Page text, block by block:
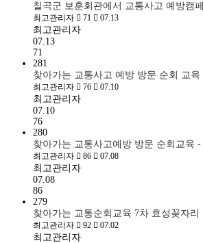
칠곡군 보훈회관에서 교통사고 예방캠
최고관리자 71 07.13
최고관리자
07.13
71
281
찾아가는 교통사고 예방 방문 순회 교
최고관리자 76 07.10
최고관리자
07.10
76
280
찾아가는 교통사고예방 방문 순회교육 -
최고관리자 86 07.08
최고관리자
07.08
86
279
찾아가는 교통순회교육 7차 효성꽂자리
최고관리자 92 07.02
최고관리자